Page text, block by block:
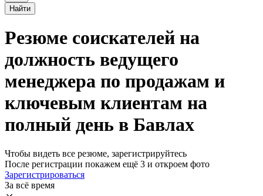
Найти
Резюме соискателей на
должность ведущего
менеджера по продажам и
ключевым клиентам на
полный день в Бавлах
Чтобы видеть все резюме, зарегистрируйтесь
После регистрации покажем ещё 3 и откроем фото
Зарегистрироваться
За всё время